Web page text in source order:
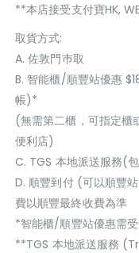
**本店接受支付寶HK,
取貨方式:
A. 佐敦門巿取
B. 智能櫃/順豐站優惠
帳)*
(無需第二櫃，可指定櫃
便利店)
C. TGS 本地派送服務(
D. 順豐到付 (可以順豐
費以順豐最終收費為準
*智能櫃/順豐站優惠需
**TGS 本地派送服務